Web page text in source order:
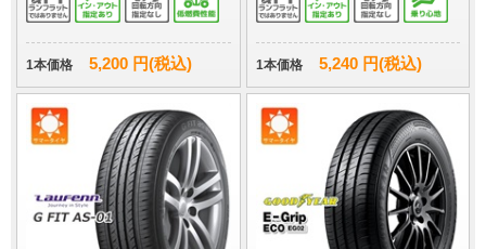
1本価格 5,200 円(税込) 1本価格 5,240 円(税込)